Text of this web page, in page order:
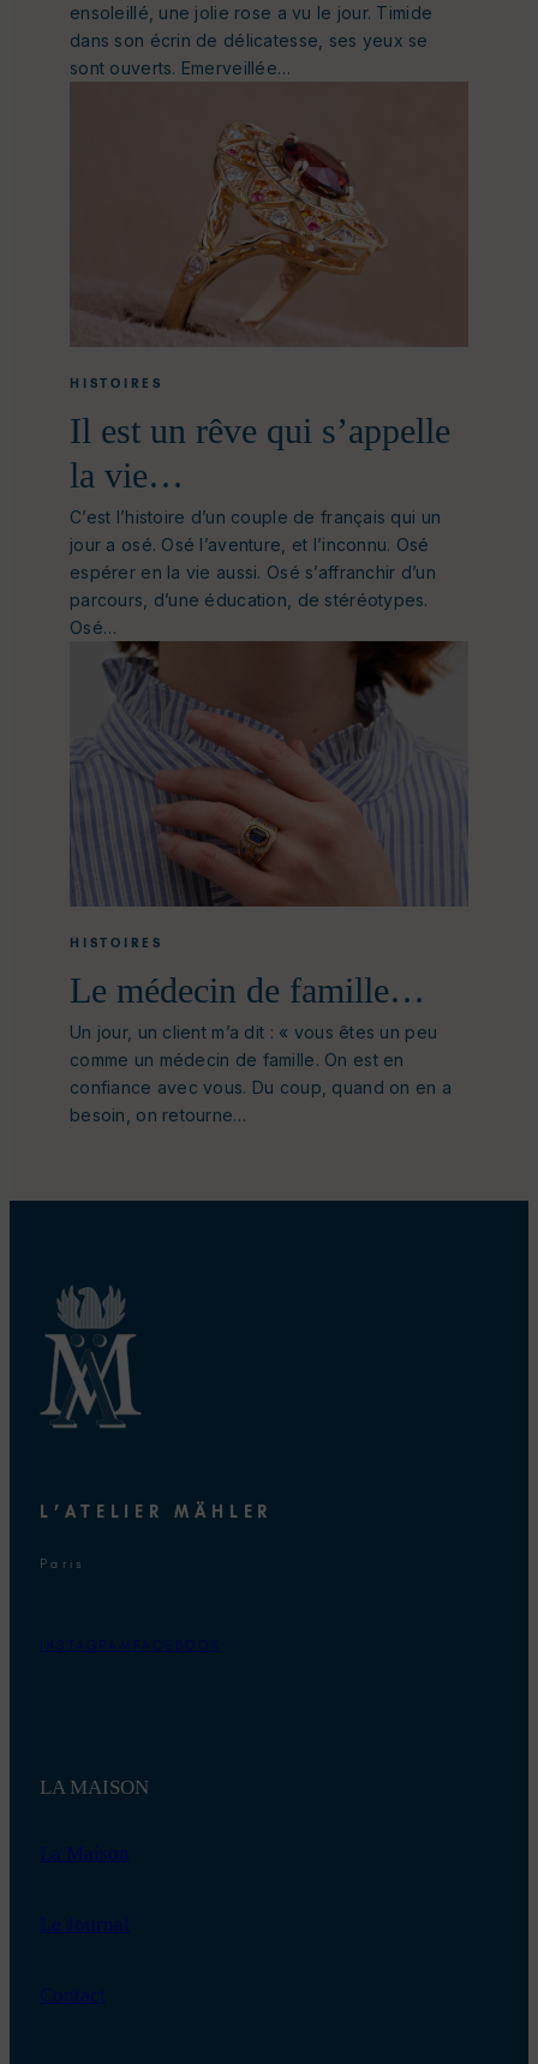
ensoleillé, une jolie rose a vu le jour. Timide
dans son écrin de délicatesse, ses yeux se
sont ouverts. Emerveillée…
HISTOIRES
Il est un rêve qui s’appelle
la vie…
C’est l’histoire d’un couple de français qui un
jour a osé. Osé l’aventure, et l’inconnu. Osé
espérer en la vie aussi. Osé s’affranchir d’un
parcours, d’une éducation, de stéréotypes.
Osé…
HISTOIRES
Le médecin de famille…
Un jour, un client m’a dit : « vous êtes un peu
comme un médecin de famille. On est en
confiance avec vous. Du coup, quand on en a
besoin, on retourne…
L’ATELIER MÄHLER
Paris
INSTAGRAM FACEBOOK
LA MAISON
La Maison
Le Journal
Contact